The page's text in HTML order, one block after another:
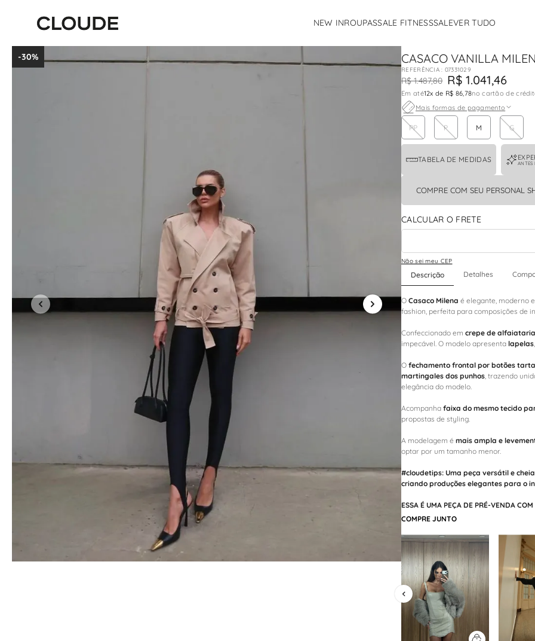
NEW INROUPASSALE FITNESSSALEVER TUDO
-30% CASACO VANILLA
: 07331029
R$ 1.487,80 R$ 1.041,46
Em até12x de R$ 86,78no cartão de
Mais formas de pagamento
PP P M G
TABELA DE MEDIDAS ANTES
COMPRE COM SEU PERSONAL
Não sei meu CEP
Descrição Detalhes
O Casaco Milena é elegante, moderno
fashion, perfeita para composições de
Confeccionado em crepe de
impecável. O modelo apresenta lapelas,
O fechamento frontal por botões
martingales dos punhos, trazendo
elegância do modelo.
Acompanha faixa do mesmo tecido
propostas de styling.
A modelagem é mais ampla e
optar por um tamanho menor.
#cloudetips: Uma peça versátil e
criando produções elegantes para o
ESSA É UMA PEÇA DE PRÉ-VENDA
COMPRE JUNTO